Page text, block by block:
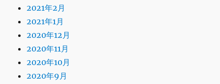
2021年2月
2021年1月
2020年12月
2020年11月
2020年10月
2020年9月